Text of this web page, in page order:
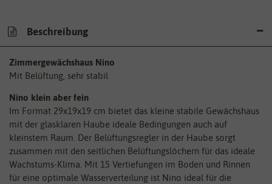
Beschreibung
Zimmergewächshaus Nino
Mit Belüftung, sehr stabil
Nino klein aber fein
Im Format 29x19x19 cm bietet das kleine stabile Gewächshaus
mit der glasklaren Haube ideale Bedingungen auch auf
kleinstem Raum. Der Belüftungsregler in der Haube sorgt
zusammen mit den seitlichen Belüftungslöchern für das ideale
Wachstums-Klima. Mit 15 Vertiefungen im Boden und Rinnen
für eine optimale Wasserverteilung ist Nino ideal für die